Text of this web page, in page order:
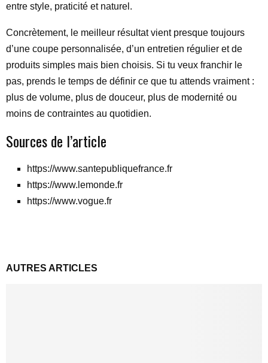
entre style, praticité et naturel.
Concrètement, le meilleur résultat vient presque toujours
d’une coupe personnalisée, d’un entretien régulier et de
produits simples mais bien choisis. Si tu veux franchir le
pas, prends le temps de définir ce que tu attends vraiment :
plus de volume, plus de douceur, plus de modernité ou
moins de contraintes au quotidien.
Sources de l’article
https://www.santepubliquefrance.fr
https://www.lemonde.fr
https://www.vogue.fr
AUTRES ARTICLES